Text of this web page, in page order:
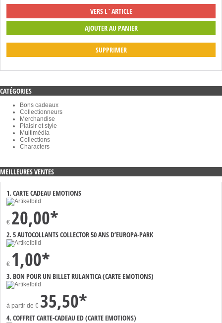
VERS L´ARTICLE
SUPPRIMER
CATÉGORIES
Bons cadeaux
Collectionneurs
Merchandise
Plaisir et style
Multimédia
Collections
Characters
MEILLEURES VENTES
1. CARTE CADEAU EMOTIONS
€ 20,00*
2. 5 AUTOCOLLANTS COLLECTOR 50 ANS D’EUROPA-PARK
€ 1,00*
3. BON POUR UN BILLET RULANTICA (CARTE EMOTIONS)
à partir de € 35,50*
4. COFFRET CARTE-CADEAU ED (CARTE EMOTIONS)